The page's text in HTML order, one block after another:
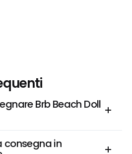
Brb Beach Doll
consegna in